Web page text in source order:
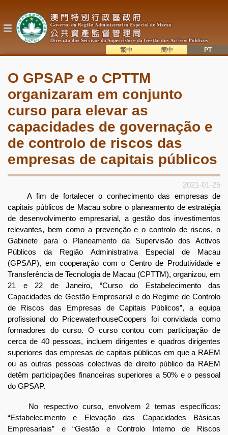
o
conteúdo
O GPSAP e o CPTTM
organizaram em conjunto
curso para elevar as
capacidades de governação e
de controlo de riscos das
empresas de capitais públicos
2021-01-25
A fim de fortalecer o conhecimento das empresas de
capitais públicos de Macau sobre o planeamento de estratégia
de desenvolvimento empresarial, a gestão dos investimentos
relevantes, bem como a prevenção e o controlo de riscos, o
Gabinete para o Planeamento da Supervisão dos Activos
Públicos da Região Administrativa Especial de Macau
(GPSAP), em cooperação com o Centro de Produtividade e
Transferência de Tecnologia de Macau (CPTTM), organizou, em
21 e 22 de Janeiro, “Curso do Estabelecimento das
Capacidades de Gestão Empresarial e do Regime de Controlo
de Riscos das Empresas de Capitais Públicos”, a equipa
profissional do PricewaterhouseCoopers foi convidada como
formadores do curso. O curso contou com participação de
cerca de 40 pessoas, incluem dirigentes e quadros dirigentes
superiores das empresas de capitais públicos em que a RAEM
ou as outras pessoas colectivas de direito público da RAEM
detêm participações financeiras superiores a 50% e o pessoal
do GPSAP.
No respectivo curso, envolvem 2 temas específicos:
“Estabelecimento e Elevação das Capacidades Básicas
Empresariais” e “Gestão e Controlo Interno de Riscos